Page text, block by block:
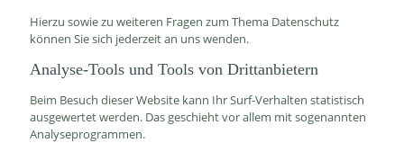
Hierzu sowie zu weiteren Fragen zum Thema Datenschutz
können Sie sich jederzeit an uns wenden.
Analyse-Tools und Tools von Dritt­anbietern
Beim Besuch dieser Website kann Ihr Surf-Verhalten statistisch
ausgewertet werden. Das geschieht vor allem mit sogenannten
Analyseprogrammen.